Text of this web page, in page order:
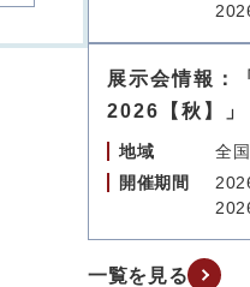
展示会情報
2026【秋】」
地域
全
開催期間
一覧を見る